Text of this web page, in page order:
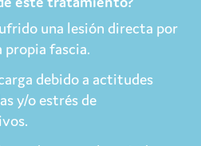
una lesión directa por
fascia.
debido a actitudes
y/o estrés de